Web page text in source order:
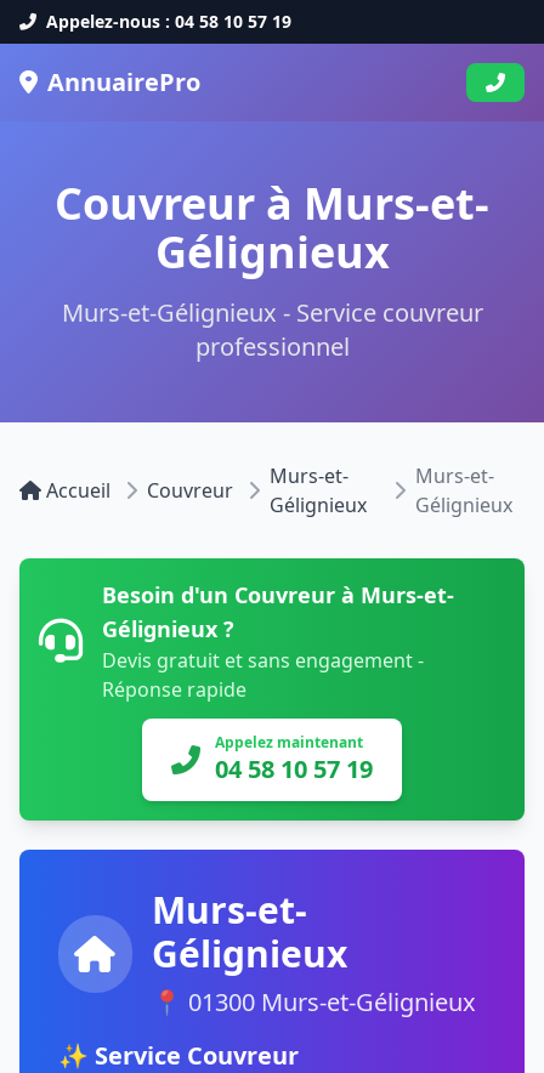
Appelez-nous : 04 58 10 57 19
AnnuairePro
Couvreur à Murs-et-
Gélignieux
Murs-et-Gélignieux - Service couvreur
professionnel
Accueil Couvreur
Murs-et-
Gélignieux
Murs-et-
Gélignieux
Besoin d'un Couvreur à Murs-et-
Gélignieux ?
Devis gratuit et sans engagement -
Réponse rapide
Appelez maintenant
04 58 10 57 19
Murs-et-
Gélignieux
📍 01300 Murs-et-Gélignieux
✨ Service Couvreur